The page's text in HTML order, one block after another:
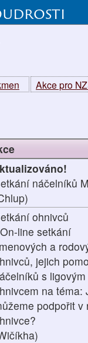
Akce pro
náčelníků
ohnivců
line setkání
a
jejich
s ligovým
na téma:
podpořit v